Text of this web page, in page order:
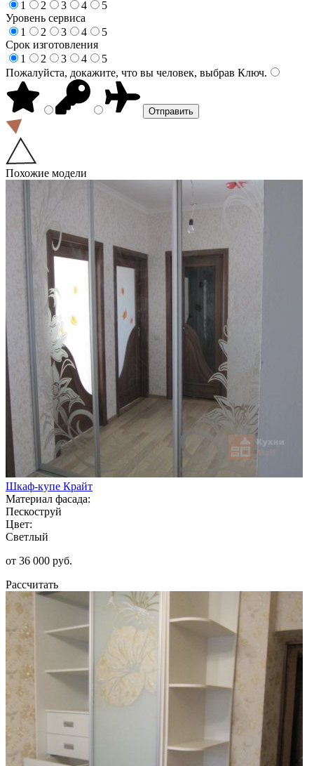
1
2 3 4
5
Уровень сервиса
1
2 3 4
5
Срок изготовления
1
2 3 4
5
Пожалуйста, докажите, что вы человек, выбрав Ключ.
Похожие модели
Шкаф-купе Крайт
Материал фасада:
Пескоструй
Цвет:
Светлый
от 36 000 руб.
Рассчитать